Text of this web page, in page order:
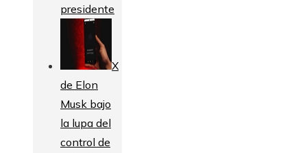
presidente
X
de Elon
Musk bajo
la lupa del
control de